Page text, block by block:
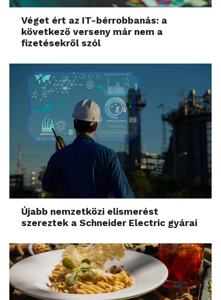
Véget ért az IT-bérrobbanás: a
következő verseny már nem a
fizetésekről szól
Újabb nemzetközi elismerést
szereztek a Schneider Electric gyárai